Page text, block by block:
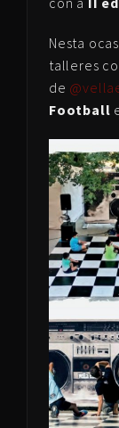
Nesta
talleres
de
Football